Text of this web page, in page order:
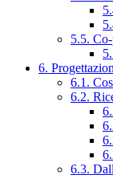
5.5.
6.
6.1.
6.2.
6.3.